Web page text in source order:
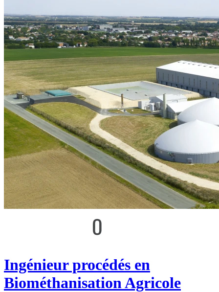
Ingénieur procédés en
Biométhanisation Agricole